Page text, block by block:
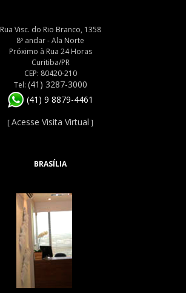
Rua Visc. do Rio Branco, 1358
8º andar - Ala Norte
Próximo à Rua 24 Horas
Curitiba/PR
CEP: 80420-210
Tel: (41) 3287-3000
(41) 9 8879-4461
[Acesse Visita Virtual ]
BRASÍLIA